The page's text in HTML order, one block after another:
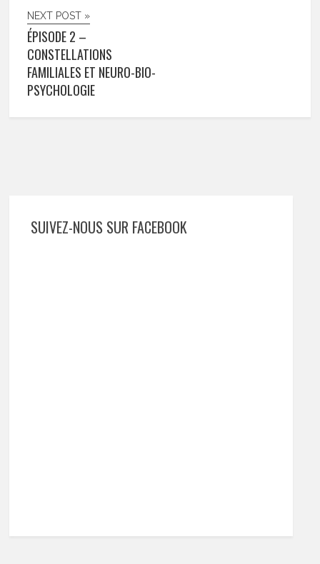
NEXT POST »
ÉPISODE 2 –
CONSTELLATIONS
FAMILIALES ET NEURO-BIO-
PSYCHOLOGIE
SUIVEZ-NOUS SUR FACEBOOK